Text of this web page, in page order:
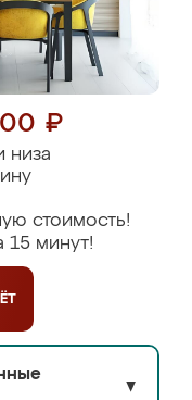
₽
низа
стоимость!
15 минут!
▼